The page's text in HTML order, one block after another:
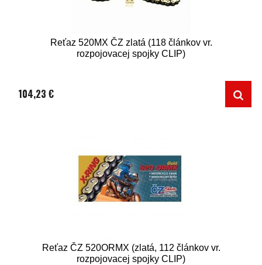
Reťaz 520MX ČZ zlatá (118 článkov vr.
rozpojovacej spojky CLIP)
104,23 €
Reťaz ČZ 520ORMX (zlatá, 112 článkov vr.
rozpojovacej spojky CLIP)